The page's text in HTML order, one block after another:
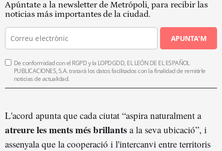
Apúntate a la newsletter de Metrópoli, para recibir las
noticias más importantes de la ciudad.
APUNTA'M
De conformidad con el RGPD y la LOPDGDD, EL LEÓN DE EL ESPAÑOL
PUBLICACIONES, S.A. tratará los datos facilitados con la finalidad de remitirle
noticias de actualidad.
L'acord apunta que cada ciutat “aspira naturalment a
atreure les ments més brillants a la seva ubicació”, i
assenyala que la cooperació i l'intercanvi entre territoris